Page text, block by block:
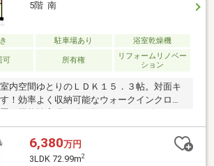
同いつでもお客様のお問合せをお待ちしてお
※2025年11月住宅新報より抜粋）
5階 南
駐車場あり 浴室乾燥機
可 所有権
リフォームリノベー
ション
内空間ゆとりのＬＤＫ１５．３帖。対面キ
！効率よく収納可能なウォークインクロー
！新規フルリノベーション！ＳＩＣ、食洗
乾燥機など設備充実で快適に過ごせます！
6,380万円
3LDK 72.99m2